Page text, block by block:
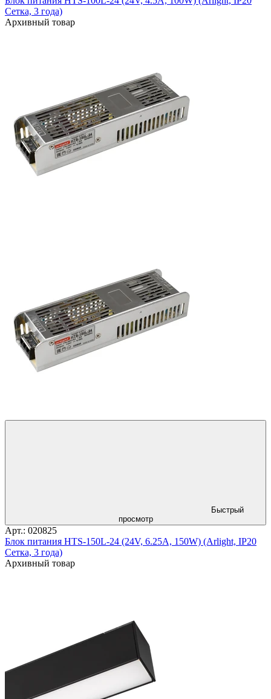
Сетка, 3 года)
Архивный товар
Быстрый
просмотр
Арт.: 020825
Блок питания HTS-150L-24 (24V, 6.25A, 150W) (Arlight, IP20
Сетка, 3 года)
Архивный товар